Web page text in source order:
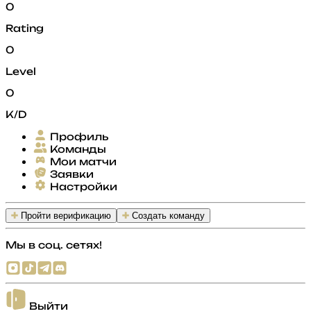
0
Rating
0
Level
0
K/D
Профиль
Команды
Мои матчи
Заявки
Настройки
Пройти верификацию Создать команду
Мы в соц. сетях!
Выйти